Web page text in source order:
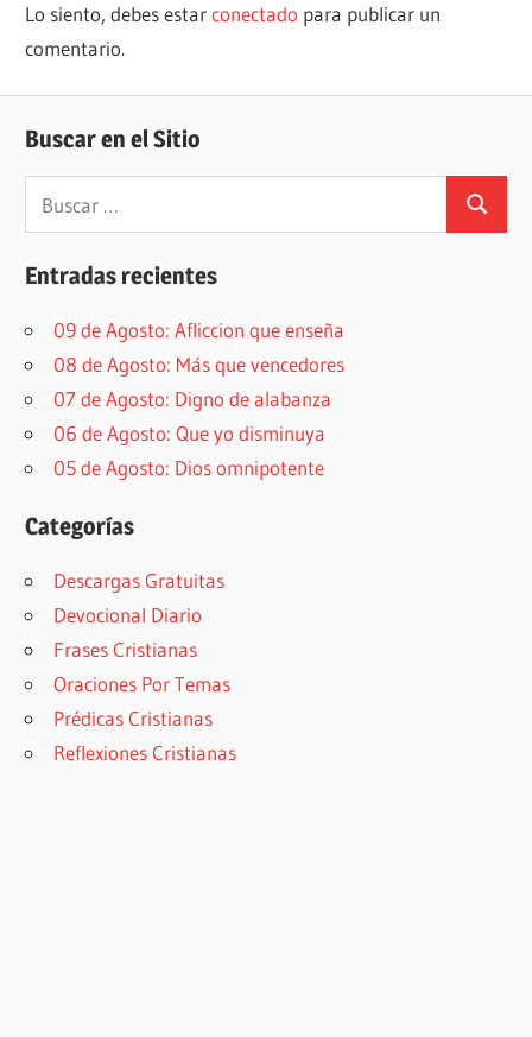
Lo siento, debes estarconectado para publicar un
comentario.
Buscar en el Sitio
Buscar
Entradas recientes
09 de Agosto: Afliccion que enseña
08 de Agosto: Más que vencedores
07 de Agosto: Digno de alabanza
06 de Agosto: Que yo disminuya
05 de Agosto: Dios omnipotente
Categorías
Descargas Gratuitas
Devocional Diario
Frases Cristianas
Oraciones Por Temas
Prédicas Cristianas
Reflexiones Cristianas